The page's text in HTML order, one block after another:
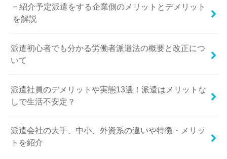
紹介予定派遣をする企業側のメリットとデメリット
を解説
派遣初心者でも分かる労働者派遣法の概要と改正につ
いて
派遣社員のデメリットや実態13選！派遣はメリットな
しで生活不安定？
派遣会社の大手、中小、外資系の違いや特徴・メリッ
トを紹介